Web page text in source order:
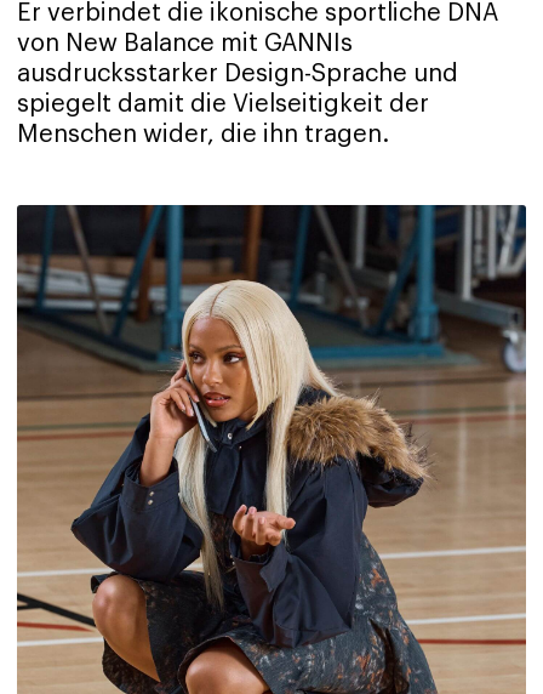
Er verbindet die ikonische sportliche DNA
von New Balance mit GANNIs
ausdrucksstarker Design-Sprache und
spiegelt damit die Vielseitigkeit der
Menschen wider, die ihn tragen.